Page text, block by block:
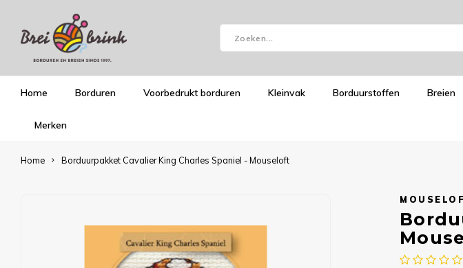
Home Borduren Voorbedrukt borduren Kleinvak Borduurstoffen Breien
Merken
Home Borduurpakket Cavalier King Charles Spaniel - Mouseloft